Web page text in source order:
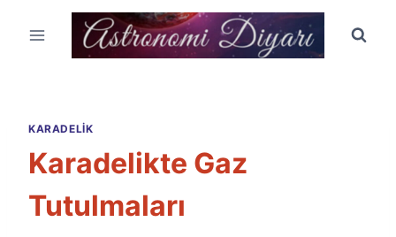
KARADELIK
Karadelikte Gaz
Tutulmaları